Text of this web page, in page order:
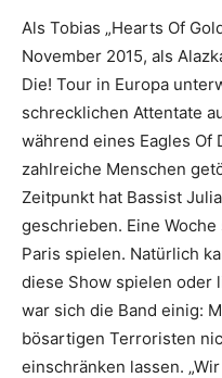
Als Tobias „Hearts Of
November 2015, als
Die! Tour in Europa
schrecklichen Attentate
während eines Eagles Of
zahlreiche Menschen
Zeitpunkt hat Bassist
geschrieben. Eine
Paris spielen. Natürlich
diese Show spielen oder
war sich die Band einig:
bösartigen Terroristen
einschränken lassen.